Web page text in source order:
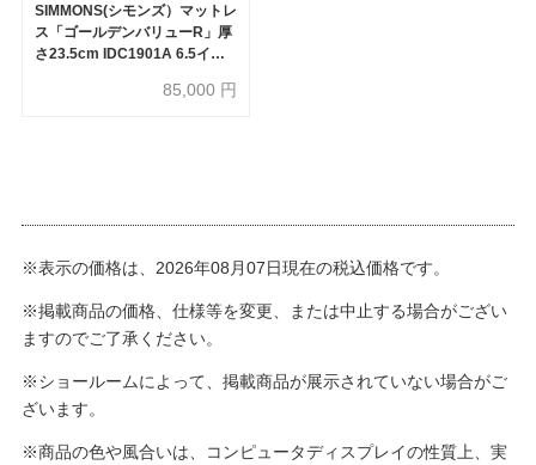
SIMMONS(シモンズ）マットレ
ス「ゴールデンバリューR」厚
さ23.5cm IDC1901A 6.5イン
85,000 円
※表示の価格は、2026年08月07日現在の税込価格です。
※掲載商品の価格、仕様等を変更、または中止する場合がござい
ますのでご了承ください。
※ショールームによって、掲載商品が展示されていない場合がご
ざいます。
※商品の色や風合いは、コンピュータディスプレイの性質上、実